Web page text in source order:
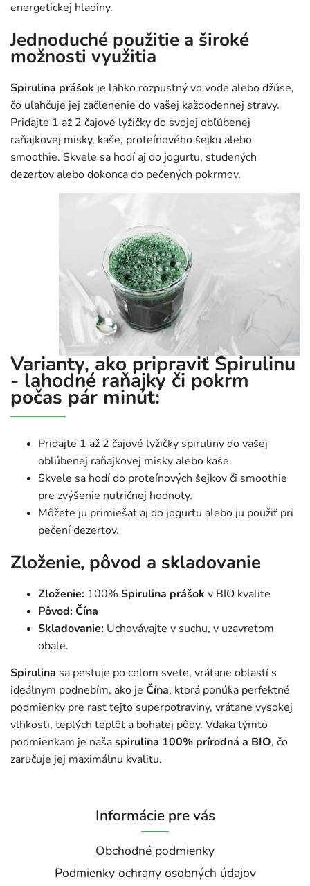
energetickej hladiny.
Jednoduché použitie a široké
možnosti využitia
Spirulina prášok je ľahko rozpustný vo vode alebo džúse,
čo uľahčuje jej začlenenie do vašej každodennej stravy.
Pridajte 1 až 2 čajové lyžičky do svojej obľúbenej
raňajkovej misky, kaše, proteínového šejku alebo
smoothie. Skvele sa hodí aj do jogurtu, studených
dezertov alebo dokonca do pečených pokrmov.
Varianty, ako pripraviť Spirulinu
- lahodné raňajky či pokrm
počas pár minút:
Pridajte 1 až 2 čajové lyžičky spiruliny do vašej
obľúbenej raňajkovej misky alebo kaše.
Skvele sa hodí do proteínových šejkov či smoothie
pre zvýšenie nutričnej hodnoty.
Môžete ju primiešať aj do jogurtu alebo ju použiť pri
pečení dezertov.
Zloženie, pôvod a skladovanie
Zloženie: 100% Spirulina prášok v BIO kvalite
Pôvod:Čína
Skladovanie: Uchovávajte v suchu, v uzavretom
obale.
Spirulina sa pestuje po celom svete, vrátane oblastí s
ideálnym podnebím, ako je Čína, ktorá ponúka perfektné
podmienky pre rast tejto superpotraviny, vrátane vysokej
vlhkosti, teplých teplôt a bohatej pôdy. Vďaka týmto
podmienkam je našaspirulina 100% prírodná a BIO, čo
zaručuje jej maximálnu kvalitu.
Informácie pre vás
Obchodné podmienky
Podmienky ochrany osobných údajov